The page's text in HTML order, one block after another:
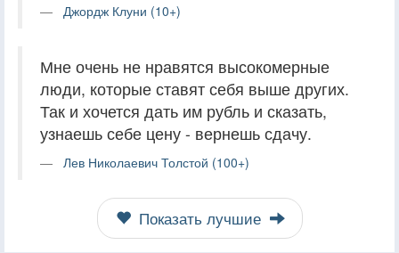
Джордж Клуни (10+)
Мне очень не нравятся высокомерные
люди, которые ставят себя выше других.
Так и хочется дать им рубль и сказать,
узнаешь себе цену - вернешь сдачу.
Лев Николаевич Толстой (100+)
Показать лучшие